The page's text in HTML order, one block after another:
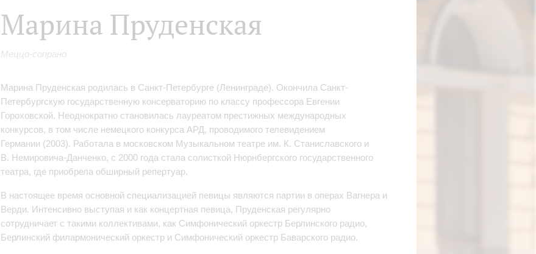
Марина Пруденская
Меццо-сопрано
Марина Пруденская родилась в Санкт-Петербурге (Ленинграде). Окончила Санкт-
Петербургскую государственную консерваторию по классу профессора Евгении
Гороховской. Неоднократно становилась лауреатом престижных международных
конкурсов, в том числе немецкого конкурса АРД, проводимого телевидением
Германии (2003). Работала в московском Музыкальном театре им. К. Станиславского и
В. Немировича-Данченко, с 2000 года стала солисткой Нюрнбергского государственного
театра, где приобрела обширный репертуар.
В настоящее время основной специализацией певицы являются партии в операх Вагнера и
Верди. Интенсивно выступая и как концертная певица, Пруденская регулярно
сотрудничает с такими коллективами, как Симфонический оркестр Берлинского радио,
Берлинский филармонический оркестр и Симфонический оркестр Баварского радио.